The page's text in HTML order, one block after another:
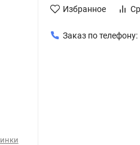
Избранное
Заказ по телефону: